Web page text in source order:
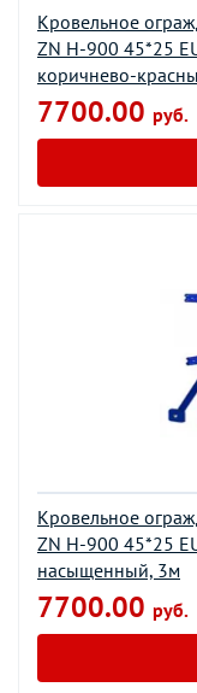
Кровельное
ZN H-900 45*25
коричнево-
7700.00 руб.
Кровельное
ZN H-900 45*25
насыщенный, 3м
7700.00 руб.